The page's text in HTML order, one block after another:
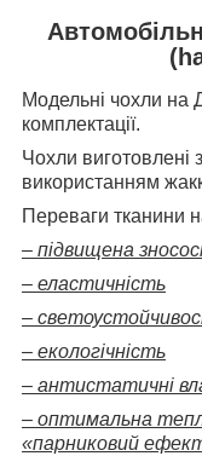
Модельні чохли на
комплектації.
Чохли виготовлені
використанням
Переваги тканини
– підвищена
– еластичність
–
– екологічність
– антистатичні
– оптимальна
«парниковий